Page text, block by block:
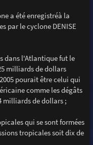
a été enregistréà la
par le cyclone DENISE
dans l'Atlantique fut le
milliards de dollars
pourait être celui qui
comme les dégâts
milliards de dollars ;
qui se sont formées
tropicales soit dix de